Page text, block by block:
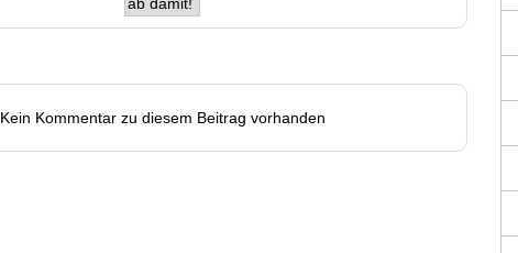
Kein Kommentar zu diesem Beitrag vorhanden